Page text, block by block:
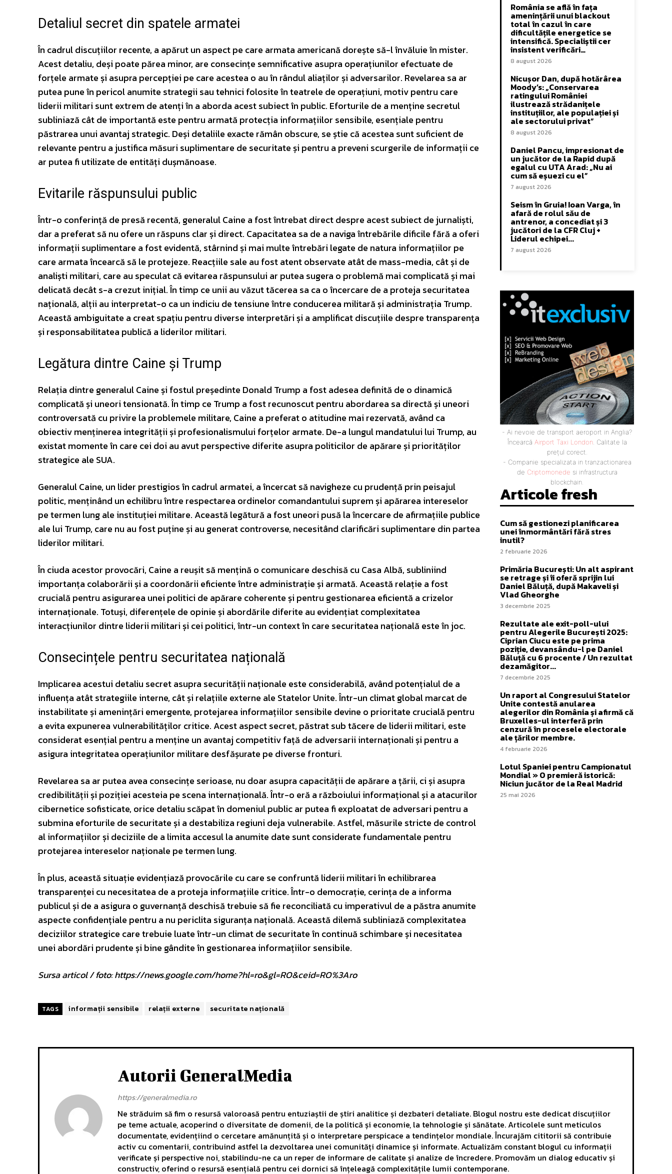
Detaliul secret din spatele armatei
În cadrul discuțiilor recente, a apărut un aspect pe care armata americană dorește să-l învăluie în mister.
Acest detaliu, deși poate părea minor, are consecințe semnificative asupra operațiunilor efectuate de
forțele armate și asupra percepției pe care acestea o au în rândul aliaților și adversarilor. Revelarea sa ar
putea pune în pericol anumite strategii sau tehnici folosite în teatrele de operațiuni, motiv pentru care
liderii militari sunt extrem de atenți în a aborda acest subiect în public. Eforturile de a menține secretul
subliniază cât de importantă este pentru armată protecția informațiilor sensibile, esențiale pentru
păstrarea unui avantaj strategic. Deși detaliile exacte rămân obscure, se știe că acestea sunt suficient de
relevante pentru a justifica măsuri suplimentare de securitate și pentru a preveni scurgerile de informații ce
ar putea fi utilizate de entități dușmănoase.
Evitarile răspunsului public
Într-o conferință de presă recentă, generalul Caine a fost întrebat direct despre acest subiect de jurnaliști,
dar a preferat să nu ofere un răspuns clar și direct. Capacitatea sa de a naviga întrebările dificile fără a oferi
informații suplimentare a fost evidentă, stârnind și mai multe întrebări legate de natura informațiilor pe
care armata încearcă să le protejeze. Reacțiile sale au fost atent observate atât de mass-media, cât și de
analiști militari, care au speculat că evitarea răspunsului ar putea sugera o problemă mai complicată și mai
delicată decât s-a crezut inițial. În timp ce unii au văzut tăcerea sa ca o încercare de a proteja securitatea
națională, alții au interpretat-o ca un indiciu de tensiune între conducerea militară și administrația Trump.
Această ambiguitate a creat spațiu pentru diverse interpretări și a amplificat discuțiile despre transparența
și responsabilitatea publică a liderilor militari.
Legătura dintre Caine și Trump
Relația dintre generalul Caine și fostul președinte Donald Trump a fost adesea definită de o dinamică
complicată și uneori tensionată. În timp ce Trump a fost recunoscut pentru abordarea sa directă și uneori
controversată cu privire la problemele militare, Caine a preferat o atitudine mai rezervată, având ca
obiectiv menținerea integrității și profesionalismului forțelor armate. De-a lungul mandatului lui Trump, au
existat momente în care cei doi au avut perspective diferite asupra politicilor de apărare și priorităților
strategice ale SUA.
Generalul Caine, un lider prestigios în cadrul armatei, a încercat să navigheze cu prudență prin peisajul
politic, menținând un echilibru între respectarea ordinelor comandantului suprem și apărarea intereselor
pe termen lung ale instituției militare. Această legătură a fost uneori pusă la încercare de afirmațiile publice
ale lui Trump, care nu au fost puține și au generat controverse, necesitând clarificări suplimentare din partea
liderilor militari.
În ciuda acestor provocări, Caine a reușit să mențină o comunicare deschisă cu Casa Albă, subliniind
importanța colaborării și a coordonării eficiente între administrație și armată. Această relație a fost
crucială pentru asigurarea unei politici de apărare coherente și pentru gestionarea eficientă a crizelor
internaționale. Totuși, diferențele de opinie și abordările diferite au evidențiat complexitatea
interacțiunilor dintre liderii militari și cei politici, într-un context în care securitatea națională este în joc.
Consecințele pentru securitatea națională
Implicarea acestui detaliu secret asupra securității naționale este considerabilă, având potențialul de a
influența atât strategiile interne, cât și relațiile externe ale Statelor Unite. Într-un climat global marcat de
instabilitate și amenințări emergente, protejarea informațiilor sensibile devine o prioritate crucială pentru
a evita expunerea vulnerabilităților critice. Acest aspect secret, păstrat sub tăcere de liderii militari, este
considerat esențial pentru a menține un avantaj competitiv față de adversarii internaționali și pentru a
asigura integritatea operațiunilor militare desfășurate pe diverse fronturi.
Revelarea sa ar putea avea consecințe serioase, nu doar asupra capacității de apărare a țării, ci și asupra
credibilității și poziției acesteia pe scena internațională. Într-o eră a războiului informațional și a atacurilor
cibernetice sofisticate, orice detaliu scăpat în domeniul public ar putea fi exploatat de adversari pentru a
submina eforturile de securitate și a destabiliza regiuni deja vulnerabile. Astfel, măsurile stricte de control
al informațiilor și deciziile de a limita accesul la anumite date sunt considerate fundamentale pentru
protejarea intereselor naționale pe termen lung.
În plus, această situație evidențiază provocările cu care se confruntă liderii militari în echilibrarea
transparenței cu necesitatea de a proteja informațiile critice. Într-o democrație, cerința de a informa
publicul și de a asigura o guvernanță deschisă trebuie să fie reconciliată cu imperativul de a păstra anumite
aspecte confidențiale pentru a nu periclita siguranța națională. Această dilemă subliniază complexitatea
deciziilor strategice care trebuie luate într-un climat de securitate în continuă schimbare și necesitatea
unei abordări prudente și bine gândite în gestionarea informațiilor sensibile.
Sursa articol / foto: https://news.google.com/home?hl=ro&gl=RO&ceid=RO%3Aro
TAGS informații sensibile relații externe securitate națională
România se află în fața
amenințării unui blackout
total în cazul în care
dificultățile energetice se
intensifică. Specialiștii cer
insistent verificări…
8 august 2026
Nicușor Dan, după hotărârea
Moody’s: „Conservarea
ratingului României
ilustrează strădanițele
instituțiilor, ale populației și
ale sectorului privat”
8 august 2026
Daniel Pancu, impresionat de
un jucător de la Rapid după
egalul cu UTA Arad: „Nu ai
cum să eșuezi cu el”
7 august 2026
Seism în Gruia! Ioan Varga, în
afară de rolul său de
antrenor, a concediat și 3
jucători de la CFR Cluj +
Liderul echipei...
7 august 2026
- Ai nevoie de transport aeroport in Anglia?
Încearcă Airport Taxi London. Calitate la
prețul corect.
- Companie specializata in tranzactionarea
de Criptomonede si infrastructura
blockchain.
Articole fresh
Cum să gestionezi planificarea
unei înmormântări fără stres
inutil?
2 februarie 2026
Primăria București: Un alt aspirant
se retrage și îi oferă sprijin lui
Daniel Băluță, după Makaveli și
Vlad Gheorghe
3 decembrie 2025
Rezultate ale exit-poll-ului
pentru Alegerile București 2025:
Ciprian Ciucu este pe prima
poziție, devansându-l pe Daniel
Băluță cu 6 procente / Un rezultat
dezamăgitor...
7 decembrie 2025
Un raport al Congresului Statelor
Unite contestă anularea
alegerilor din România și afirmă că
Bruxelles-ul interferă prin
cenzură în procesele electorale
ale țărilor membre.
4 februarie 2026
Lotul Spaniei pentru Campionatul
Mondial » O premieră istorică:
Niciun jucător de la Real Madrid
25 mai 2026
Autorii GeneralMedia
https://generalmedia.ro
Ne străduim să fim o resursă valoroasă pentru entuziaștii de știri analitice și dezbateri detaliate. Blogul nostru este dedicat discuțiilor
pe teme actuale, acoperind o diversitate de domenii, de la politică și economie, la tehnologie și sănătate. Articolele sunt meticulos
documentate, evidențiind o cercetare amănunțită și o interpretare perspicace a tendințelor mondiale. Încurajăm cititorii să contribuie
activ cu comentarii, contribuind astfel la dezvoltarea unei comunități dinamice și informate. Actualizăm constant blogul cu informații
verificate și perspective noi, stabilindu-ne ca un reper de informare de calitate și analize de încredere. Promovăm un dialog educativ și
constructiv, oferind o resursă esențială pentru cei dornici să înțeleagă complexitățile lumii contemporane.